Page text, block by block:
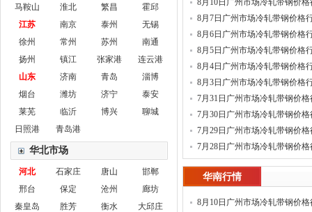
马鞍山
淮北 繁昌
霍邱
江苏
南京 泰州
无锡
徐州
常州 苏州
南通
扬州
镇江 张家港
连云港
山东
济南 青岛
淄博
烟台
潍坊 济宁
泰安
莱芜
临沂 博兴
聊城
日照港
青岛港
华北市场
河北 石家庄 唐山
邯郸
邢台
保定 沧州
廊坊
秦皇岛
胜芳 衡水
大邱庄
8月10日广州市场冷轧带钢价格
8月7日广州市场冷轧带钢价格
8月6日广州市场冷轧带钢价格
8月5日广州市场冷轧带钢价格
8月4日广州市场冷轧带钢价格
8月3日广州市场冷轧带钢价格
7月31日广州市场冷轧带钢价格
7月30日广州市场冷轧带钢价格
7月29日广州市场冷轧带钢价格
7月28日广州市场冷轧带钢价格
华南行情
8月10日广州市场冷轧带钢价格